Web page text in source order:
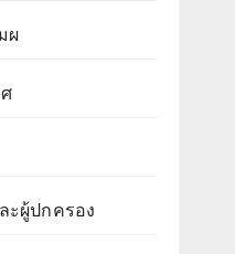
ผ
ะผู้ปกครอง